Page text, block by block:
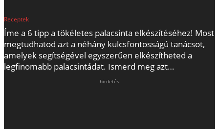
Receptek
Íme a 6 tipp a tökéletes palacsinta elkészítéséhez! Most
megtudhatod azt a néhány kulcsfontosságú tanácsot,
amelyek segítségével egyszerűen elkészítheted a
legfinomabb palacsintádat. Ismerd meg azt…
hirdetés